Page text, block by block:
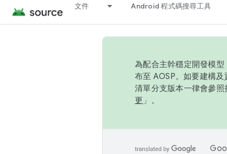
文件 Android 程式碼搜尋工具
為配合主幹穩定開發模
布至 AOSP。如要建構
清單分支版本一律會參
更 」。